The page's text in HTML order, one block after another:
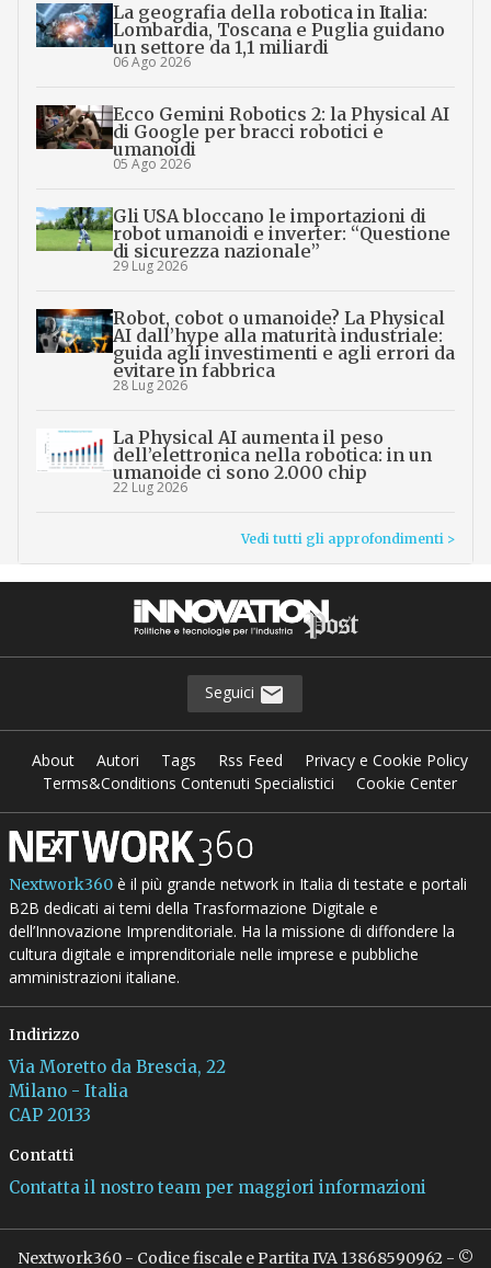
La geografia della robotica in Italia:
Lombardia, Toscana e Puglia guidano
un settore da 1,1 miliardi
06 Ago 2026
Ecco Gemini Robotics 2: la Physical AI
di Google per bracci robotici e
umanoidi
05 Ago 2026
Gli USA bloccano le importazioni di
robot umanoidi e inverter: “Questione
di sicurezza nazionale”
29 Lug 2026
Robot, cobot o umanoide? La Physical
AI dall’hype alla maturità industriale:
guida agli investimenti e agli errori da
evitare in fabbrica
28 Lug 2026
La Physical AI aumenta il peso
dell’elettronica nella robotica: in un
umanoide ci sono 2.000 chip
22 Lug 2026
Vedi tutti gli approfondimenti >
Seguici
About Autori Tags Rss Feed
Privacy e Cookie Policy
Terms&Conditions Contenuti Specialistici
Cookie Center
Nextwork360è il più grande network in Italia di testate e portali
B2B dedicati ai temi della Trasformazione Digitale e
dell’Innovazione Imprenditoriale. Ha la missione di diffondere la
cultura digitale e imprenditoriale nelle imprese e pubbliche
amministrazioni italiane.
Indirizzo
Via Moretto da Brescia, 22
Milano - Italia
CAP 20133
Contatti
Contatta il nostro team per maggiori informazioni
Nextwork360 - Codice fiscale e Partita IVA 13868590962 - ©